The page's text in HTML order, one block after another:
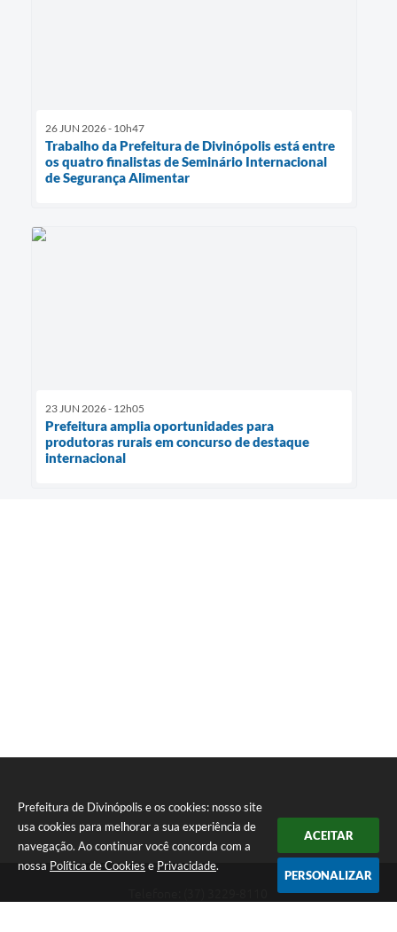
Prefeitura de Divinópolis e os cookies: nosso site
usa cookies para melhorar a sua experiência de
navegação. Ao continuar você concorda com a
nossa Política de Cookies e Privacidade.
ACEITAR
PERSONALIZAR
26 JUN 2026 - 10h47
Trabalho da Prefeitura de Divinópolis está entre
os quatro finalistas de Seminário Internacional
de Segurança Alimentar
23 JUN 2026 - 12h05
Prefeitura amplia oportunidades para
produtoras rurais em concurso de destaque
internacional